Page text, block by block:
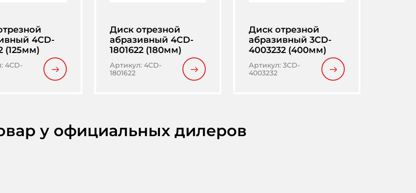
4CD-
(125мм)
: 4CD-
Диск отрезной
абразивный 4CD-
1801622 (180мм)
Артикул: 4CD-
1801622
Диск отрезной
абразивный 3CD-
4003232 (400мм)
Артикул: 3CD-
4003232
у официальных дилеров